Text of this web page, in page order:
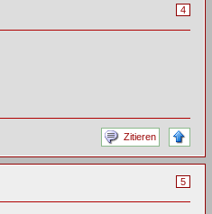
4
Zitieren
5